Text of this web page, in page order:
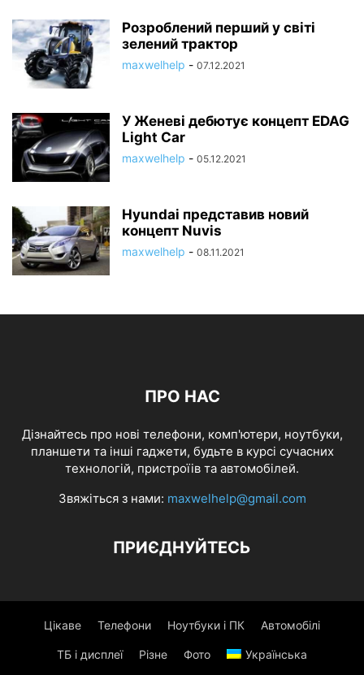
Розроблений перший у світі
зелений трактор
maxwelhelp - 07.12.2021
У Женеві дебютує концепт EDAG
Light Car
maxwelhelp - 05.12.2021
Hyundai представив новий
концепт Nuvis
maxwelhelp - 08.11.2021
ПРО НАС
Дізнайтесь про нові телефони, комп'ютери, ноутбуки,
планшети та інші гаджети, будьте в курсі сучасних
технологій, пристроїів та автомобілей.
Звяжіться з нами: maxwelhelp@gmail.com
ПРИЄДНУЙТЕСЬ
Цікаве Телефони Ноутбуки і ПК Автомобілі
ТБ і дисплеї Різне Фото Українська